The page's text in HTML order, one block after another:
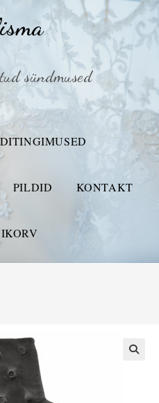
sündmused
PILDID KONTAKT